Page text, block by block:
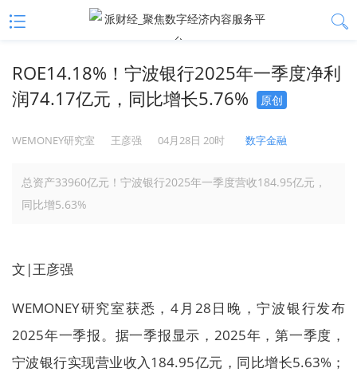
ROE14.18%！宁波银行2025年一季度净利
润74.17亿元，同比增长5.76%
原创
WEMONEY研究室 王彦强 04月28日 20时 数字金融
总资产33960亿元！宁波银行2025年一季度营收184.95亿元，
同比增5.63%
文|王彦强
WEMONEY研究室获悉，4月28日晚，宁波银行发布
2025年一季报。据一季报显示，2025年，第一季度，
宁波银行实现营业收入184.95亿元，同比增长5.63%；